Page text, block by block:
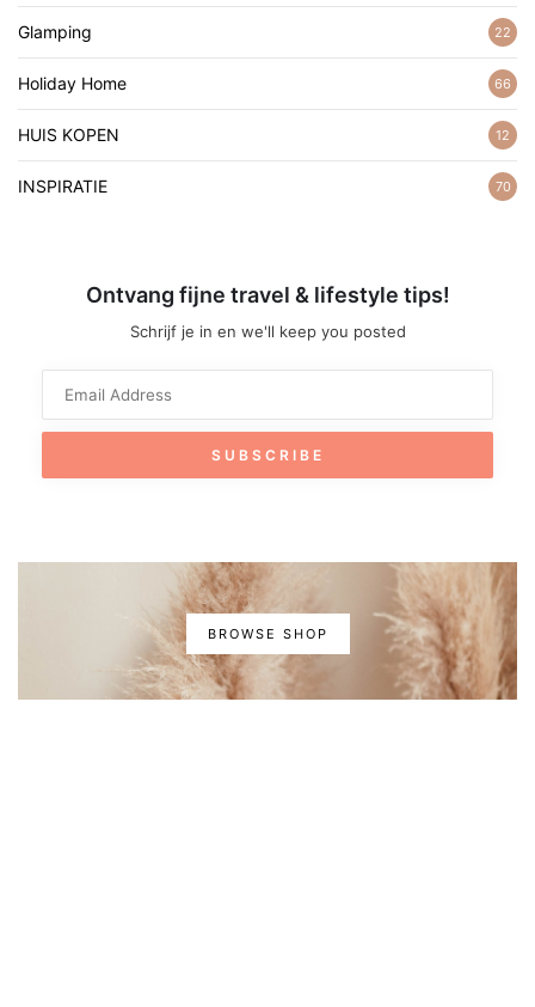
Glamping 22
Holiday Home 66
HUIS KOPEN 12
INSPIRATIE 70
Ontvang fijne travel & lifestyle tips!
Schrijf je in en we'll keep you posted
BROWSE SHOP